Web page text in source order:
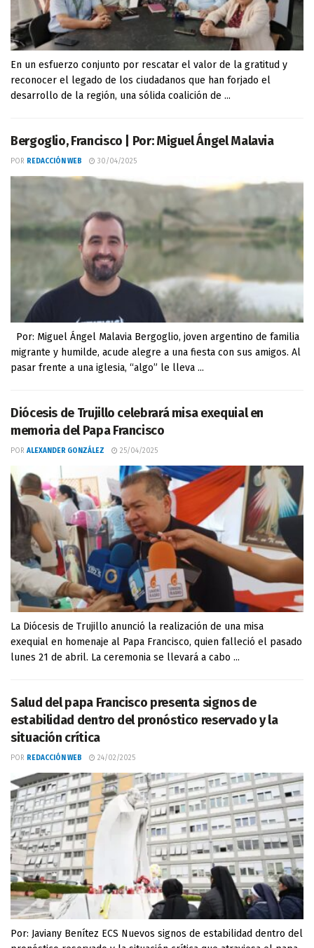
En un esfuerzo conjunto por rescatar el valor de la gratitud y
reconocer el legado de los ciudadanos que han forjado el
desarrollo de la región, una sólida coalición de ...
Bergoglio, Francisco | Por: Miguel Ángel Malavia
POR REDACCIÓN WEB 30/04/2025
Por: Miguel Ángel Malavia Bergoglio, joven argentino de familia
migrante y humilde, acude alegre a una fiesta con sus amigos. Al
pasar frente a una iglesia, “algo” le lleva ...
Diócesis de Trujillo celebrará misa exequial en
memoria del Papa Francisco
POR ALEXANDER GONZÁLEZ 25/04/2025
La Diócesis de Trujillo anunció la realización de una misa
exequial en homenaje al Papa Francisco, quien falleció el pasado
lunes 21 de abril. La ceremonia se llevará a cabo ...
Salud del papa Francisco presenta signos de
estabilidad dentro del pronóstico reservado y la
situación crítica
POR REDACCIÓN WEB 24/02/2025
Por: Javiany Benítez ECS Nuevos signos de estabilidad dentro del